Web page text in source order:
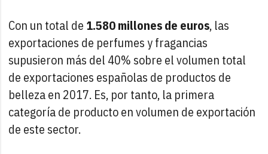
Con un total de 1.580 millones de euros, las
exportaciones de perfumes y fragancias
supusieron más del 40% sobre el volumen total
de exportaciones españolas de productos de
belleza en 2017. Es, por tanto, la primera
categoría de producto en volumen de exportación
de este sector.